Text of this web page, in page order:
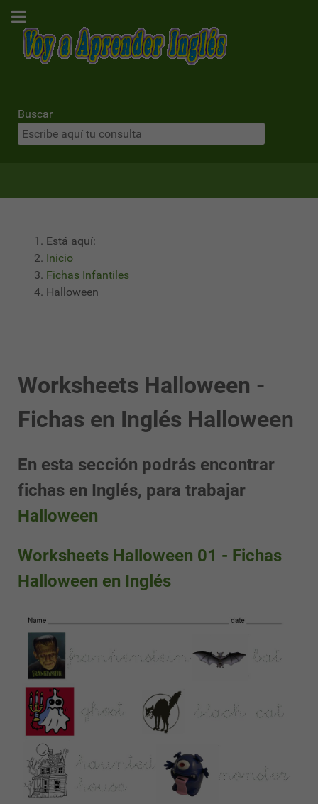
Buscar
Está aquí:
Inicio
Fichas Infantiles
Halloween
Worksheets Halloween -
Fichas en Inglés Halloween
En esta sección podrás encontrar
fichas en Inglés, para trabajar
Halloween
Worksheets Halloween 01 - Fichas
Halloween en Inglés